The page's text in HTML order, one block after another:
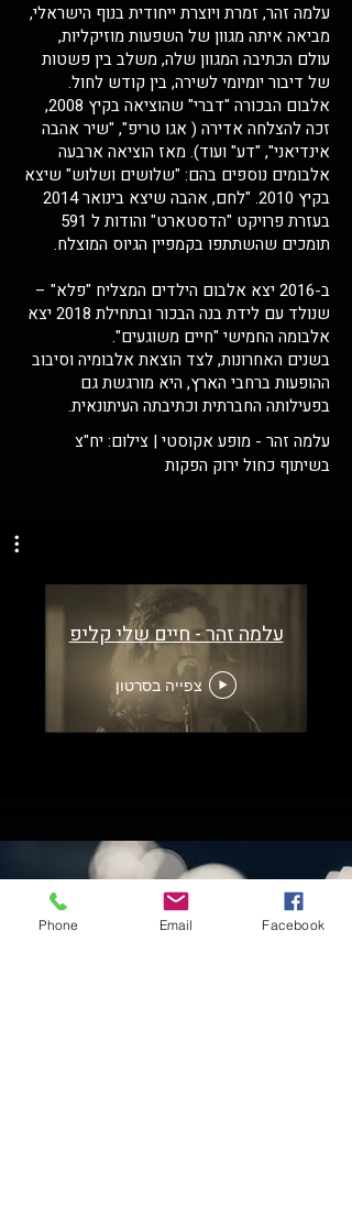
עלמה זהר, זמרת ויוצרת ייחודית בנוף הישראלי,
מביאה איתה מגוון של השפעות מוזיקליות,
עולם הכתיבה המגוון שלה, משלב בין פשטות
של דיבור יומיומי לשירה, בין קודש לחול.
אלבום הבכורה "דברי" שהוציאה בקיץ 2008,
זכה להצלחה אדירה ( אגו טריפ", "שיר אהבה
אינדיאני", "דע" ועוד). מאז הוציאה ארבעה
אלבומים נוספים בהם: "שלושים ושלוש" שיצא
בקיץ 2010. "לחם, אהבה שיצא בינואר 2014
בעזרת פרויקט "הדסטארט" והודות ל 591
תומכים שהשתתפו בקמפיין הגיוס המוצלח.
ב-2016 יצא אלבום הילדים המצליח "פלא" –
שנולד עם לידת בנה הבכור ובתחילת 2018 יצא
אלבומה החמישי "חיים משוגעים".
בשנים האחרונות, לצד הוצאת אלבומיה וסיבוב
ההופעות ברחבי הארץ, היא מורגשת גם
בפעילותה החברתית וכתיבתה העיתונאית.
עלמה זהר - מופע אקוסטי | צילום: יח"צ
בשיתוף כחול ירוק הפקות
עלמה זהר - חיים שלי קליפ
צפייה בסרטון
Phone Email Facebook